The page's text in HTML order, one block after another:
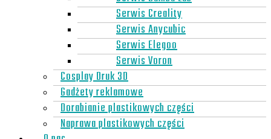
Serwis Creality
Serwis Anycubic
Serwis Elegoo
Serwis Voron
Cosplay Druk 3D
Gadżety reklamowe
Dorabianie plastikowych części
Naprawa plastikowych części